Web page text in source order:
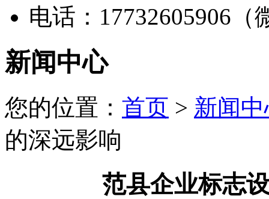
电话：17732605906（
新闻中心
您的位置： 首页 > 新闻
的深远影响
范县企业标志